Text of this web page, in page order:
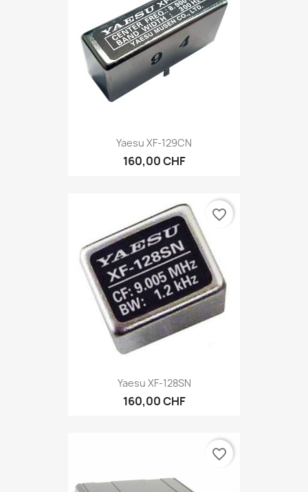
Yaesu XF-129CN
160,00 CHF
Yaesu XF-128SN
160,00 CHF
favorite_border
favorite_border